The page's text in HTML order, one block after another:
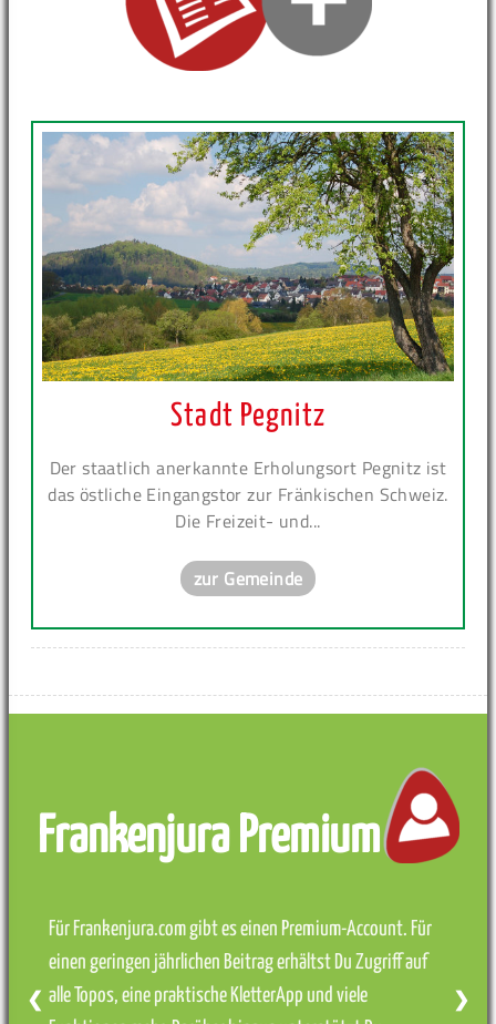
Stadt Pegnitz
Der staatlich anerkannte Erholungsort Pegnitz ist
das östliche Eingangstor zur Fränkischen Schweiz.
Die Freizeit- und...
zur Gemeinde
Frankenjura Premium
Für Frankenjura.com gibt es einen Premium-Account. Für
einen geringen jährlichen Beitrag erhältst Du Zugriff auf
alle Topos, eine praktische KletterApp und viele
❮ ❯